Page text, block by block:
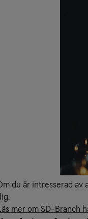
du är intresserad
mer om SD-Branch